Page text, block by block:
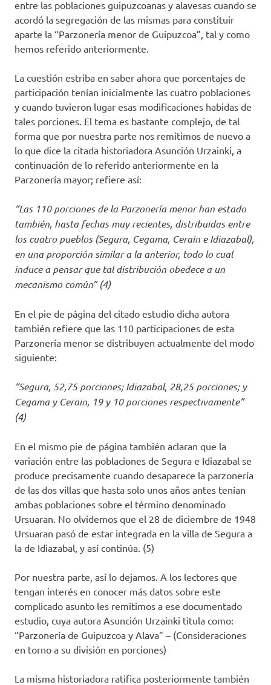
entre las poblaciones guipuzcoanas y alavesas cuando se
acordó la segregación de las mismas para constituir
aparte la “Parzonería menor de Guipuzcoa”, tal y como
hemos referido anteriormente.
La cuestión estriba en saber ahora que porcentajes de
participación tenían inicialmente las cuatro poblaciones
y cuando tuvieron lugar esas modificaciones habidas de
tales porciones. El tema es bastante complejo, de tal
forma que por nuestra parte nos remitimos de nuevo a
lo que dice la citada historiadora Asunción Urzainki, a
continuación de lo referido anteriormente en la
Parzonería mayor; refiere así:
“Las 110 porciones de la Parzonería menor han estado
también, hasta fechas muy recientes, distribuidas entre
los cuatro pueblos (Segura, Cegama, Cerain e Idiazabal),
en una proporción similar a la anterior, todo lo cual
induce a pensar que tal distribución obedece a un
mecanismo común” (4)
En el pie de página del citado estudio dicha autora
también refiere que las 110 participaciones de esta
Parzonería menor se distribuyen actualmente del modo
siguiente:
“Segura, 52,75 porciones; Idiazabal, 28,25 porciones; y
Cegama y Cerain, 19 y 10 porciones respectivamente”
(4)
En el mismo pie de página también aclaran que la
variación entre las poblaciones de Segura e Idiazabal se
produce precisamente cuando desaparece la parzonería
de las dos villas que hasta solo unos años antes tenían
ambas poblaciones sobre el término denominado
Ursuaran. No olvidemos que el 28 de diciembre de 1948
Ursuaran pasó de estar integrada en la villa de Segura a
la de Idiazabal, y así continúa. (5)
Por nuestra parte, así lo dejamos. A los lectores que
tengan interés en conocer más datos sobre este
complicado asunto les remitimos a ese documentado
estudio, cuya autora Asunción Urzainki titula como:
“Parzonería de Guipuzcoa y Alava” – (Consideraciones
en torno a su división en porciones)
La misma historiadora ratifica posteriormente también